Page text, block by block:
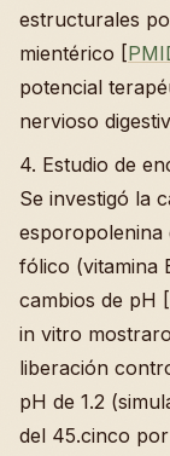
estructurales
mientérico [
potencial
nervioso
4. Estudio de
Se investigó la
esporopolenina
fólico (vitamina
cambios de pH [
in vitro
liberación
pH de 1.2
del 45.cinco